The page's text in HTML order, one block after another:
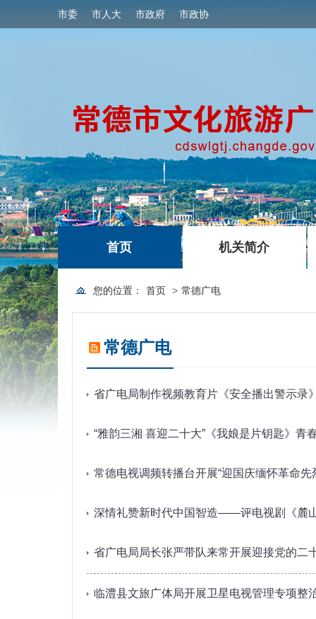
市委 市人大 市政府 市政协
首页
|
机关简介
|
您的位置： 首页 > 常德广电
常德广电
省广电局制作视频教育片《安全播出警示录
“雅韵三湘 喜迎二十大”《我娘是片钥匙》青
常德电视调频转播台开展“迎国庆缅怀革命
深情礼赞新时代中国智造——评电视剧《麓
省广电局局长张严带队来常开展迎接党的二
临澧县文旅广体局开展卫星电视管理专项整